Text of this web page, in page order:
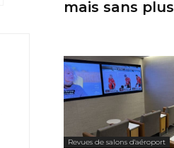
mais sans plus
Revues de salons d'aéroport